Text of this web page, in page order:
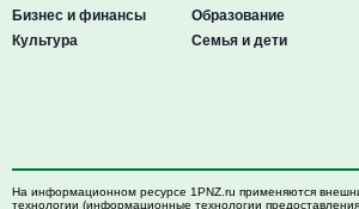
Бизнес и финансы
Культура
Образование
Семья и дети
На информационном ресурсе 1PNZ.ru применяются
технологии (информационные технологии